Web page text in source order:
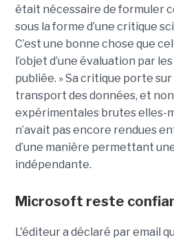
était nécessaire de formuler
sous la forme d’une critique
C’est une bonne chose que
l’objet d’une évaluation par
publiée. »Sa critique porte sur
transport des données, et
expérimentales brutes elles-
n’avait pas encore rendues
d’une manière permettant
indépendante.
Microsoft reste
L'éditeur a déclaré par email